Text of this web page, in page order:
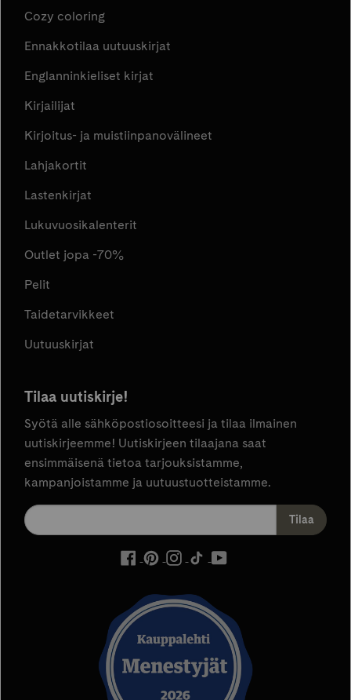
Cozy coloring
Ennakkotilaa uutuuskirjat
Englanninkieliset kirjat
Kirjailijat
Kirjoitus- ja muistiinpanovälineet
Lahjakortit
Lastenkirjat
Lukuvuosikalenterit
Outlet jopa -70%
Pelit
Taidetarvikkeet
Uutuuskirjat
Tilaa uutiskirje!
Syötä alle sähköpostiosoitteesi ja tilaa ilmainen
uutiskirjeemme! Uutiskirjeen tilaajana saat
ensimmäisenä tietoa tarjouksistamme,
kampanjoistamme ja uutuustuotteistamme.
ulkoinen
avautuu
uuteen
välilehteen
ulkoinen
avautuu
uuteen
välilehteen
ulkoinen
avautuu
uuteen
välilehteen
ulkoinen
uuteen
välilehteen
välilehteen